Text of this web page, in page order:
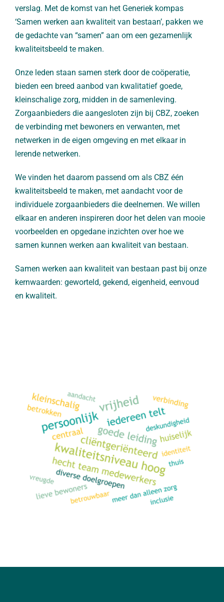
verslag. Met de komst van het Generiek kompas
‘Samen werken aan kwaliteit van bestaan’, pakken we
de gedachte van “samen” aan om een gezamenlijk
kwaliteitsbeeld te maken.
Onze leden staan samen sterk door de coöperatie,
bieden een breed aanbod van kwalitatief goede,
kleinschalige zorg, midden in de samenleving.
Zorgaanbieders die aangesloten zijn bij CBZ, zoeken
de verbinding met bewoners en verwanten, met
netwerken in de eigen omgeving en met elkaar in
lerende netwerken.
We vinden het daarom passend om als CBZ één
kwaliteitsbeeld te maken, met aandacht voor de
individuele zorgaanbieders die deelnemen. We willen
elkaar en anderen inspireren door het delen van mooie
voorbeelden en opgedane inzichten over hoe we
samen kunnen werken aan kwaliteit van bestaan.
Samen werken aan kwaliteit van bestaan past bij onze
kernwaarden: geworteld, gekend, eigenheid, eenvoud
en kwaliteit.